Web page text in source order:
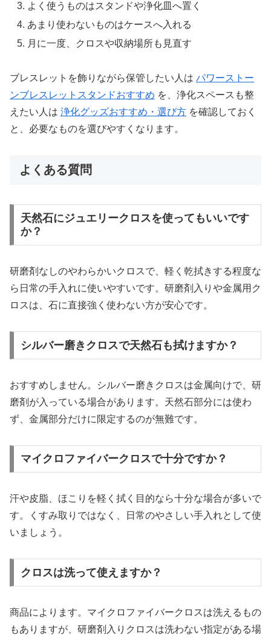
よく使うものはスタンドや浄化皿へ置く
あまり使わないものはケースへ入れる
月に一度、クロスや収納場所も見直す
ブレスレットを飾りながら保管したい人は パワーストー
ンブレスレットスタンドおすすめ を、浄化スペースも整
えたい人は 浄化グッズおすすめ・選び方 を確認しておく
と、必要なものを選びやすくなります。
よくある質問
天然石にジュエリークロスを使ってもいいです
か？
研磨剤なしのやわらかいクロスで、軽く乾拭きする程度な
ら日常の手入れに使いやすいです。研磨剤入りや金属用ク
ロスは、石に直接強く使わない方が安心です。
シルバー磨きクロスで天然石も拭けますか？
おすすめしません。シルバー磨きクロスは金属向けで、研
磨剤が入っている場合があります。天然石部分には使わ
ず、金属部分だけに限定するのが無難です。
マイクロファイバークロスで十分ですか？
汗や皮脂、ほこりを軽く拭く目的なら十分な場合が多いで
す。くすみ取りではなく、日常のやさしい手入れとして使
いましょう。
クロスは洗って使えますか？
商品によります。マイクロファイバークロスは洗えるもの
もありますが、研磨剤入りクロスは洗わない指定がある場